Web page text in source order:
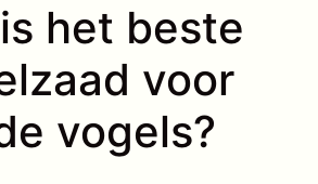
het beste
voor
vogels?